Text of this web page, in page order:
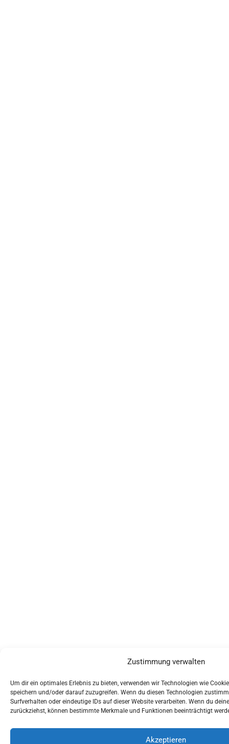
Zustimmung verwalten
Um dir ein optimales Erlebnis zu bieten, verwenden wir Technologien wie
speichern und/oder darauf zuzugreifen. Wenn du diesen Technologien
Surfverhalten oder eindeutige IDs auf dieser Website verarbeiten. Wenn du
zurückziehst, können bestimmte Merkmale und Funktionen beeinträchtigt
Akzeptieren